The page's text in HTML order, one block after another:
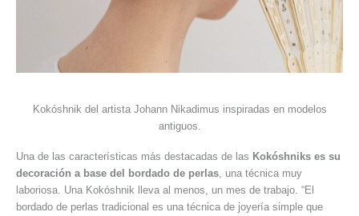
Kokóshnik del artista Johann Nikadimus inspiradas en modelos
antiguos.
Una de las características más destacadas de las Kokóshniks es su
decoración a base del bordado de perlas , una técnica muy
laboriosa. Una Kokóshnik lleva al menos, un mes de trabajo. “El
bordado de perlas tradicional es una técnica de joyería simple que